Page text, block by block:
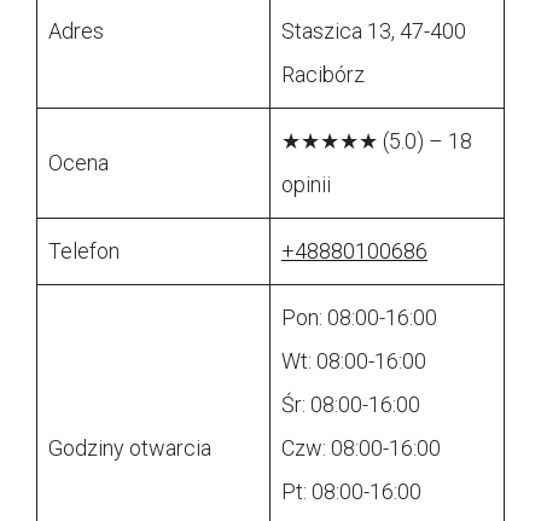
Adres
Staszica 13, 47-400
Racibórz
Ocena
★★★★★ (5.0) – 18
opinii
Telefon +48880100686
Godziny otwarcia
Pon: 08:00-16:00
Wt: 08:00-16:00
Śr: 08:00-16:00
Czw: 08:00-16:00
Pt: 08:00-16:00